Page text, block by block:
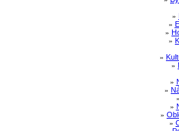
»
»
»
»
»
»
»
»
»
»
»